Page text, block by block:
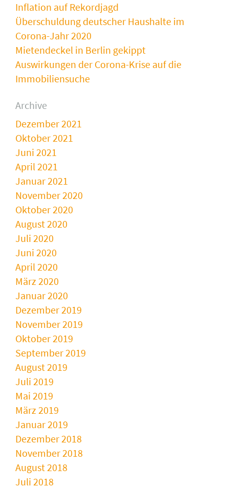
Inflation auf Rekordjagd
Überschuldung deutscher Haushalte im
Corona-Jahr 2020
Mietendeckel in Berlin gekippt
Auswirkungen der Corona-Krise auf die
Immobiliensuche
Archive
Dezember 2021
Oktober 2021
Juni 2021
April 2021
Januar 2021
November 2020
Oktober 2020
August 2020
Juli 2020
Juni 2020
April 2020
März 2020
Januar 2020
Dezember 2019
November 2019
Oktober 2019
September 2019
August 2019
Juli 2019
Mai 2019
März 2019
Januar 2019
Dezember 2018
November 2018
August 2018
Juli 2018